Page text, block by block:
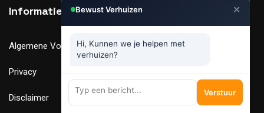
Informatie
Algemene Voorwaarden
Privacy
Disclaimer
Nuttige links
Tarieven
Bewust Verhuizen ✕
Hi, Kunnen we je helpen met
verhuizen?
Verstuur